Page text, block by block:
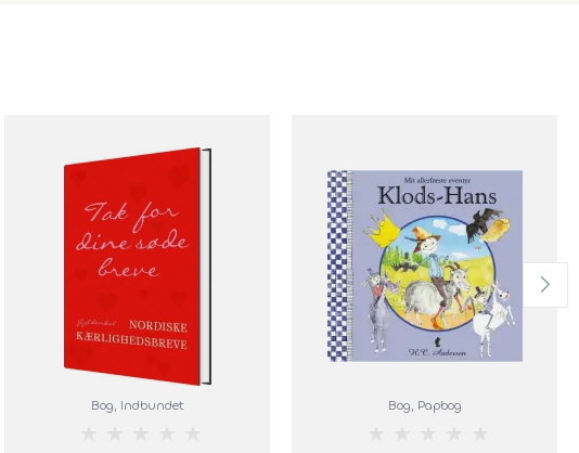
Bog, Indbundet Bog, Papbog